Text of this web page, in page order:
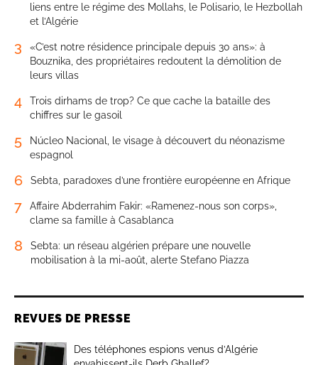
liens entre le régime des Mollahs, le Polisario, le Hezbollah
et l’Algérie
3
«C’est notre résidence principale depuis 30 ans»: à
Bouznika, des propriétaires redoutent la démolition de
leurs villas
4
Trois dirhams de trop? Ce que cache la bataille des
chiffres sur le gasoil
5
Núcleo Nacional, le visage à découvert du néonazisme
espagnol
6 Sebta, paradoxes d’une frontière européenne en Afrique
7
Affaire Abderrahim Fakir: «Ramenez-nous son corps»,
clame sa famille à Casablanca
8
Sebta: un réseau algérien prépare une nouvelle
mobilisation à la mi-août, alerte Stefano Piazza
REVUES DE PRESSE
Des téléphones espions venus d’Algérie